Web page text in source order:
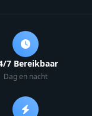
7 Bereikbaar
Dag en nacht